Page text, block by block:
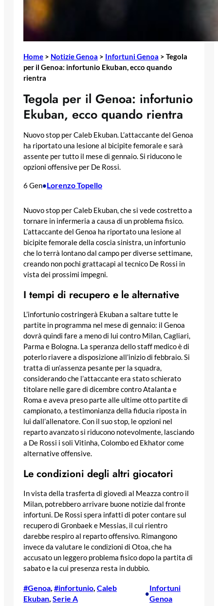
Home > Notizie Genoa > Infortuni Genoa > Tegola
per il Genoa: infortunio Ekuban, ecco quando
rientra
Tegola per il Genoa: infortunio
Ekuban, ecco quando rientra
Nuovo stop per Caleb Ekuban. L’attaccante del Genoa
ha riportato una lesione al bicipite femorale e sarà
assente per tutto il mese di gennaio. Si riducono le
opzioni offensive per De Rossi.
6 Gen•Lorenzo Topello
Nuovo stop per Caleb Ekuban, che si vede costretto a
tornare in infermeria a causa di un problema fisico.
L’attaccante del Genoa ha riportato una lesione al
bicipite femorale della coscia sinistra, un infortunio
che lo terrà lontano dal campo per diverse settimane,
creando non pochi grattacapi al tecnico De Rossi in
vista dei prossimi impegni.
I tempi di recupero e le alternative
L’infortunio costringerà Ekuban a saltare tutte le
partite in programma nel mese di gennaio: il Genoa
dovrà quindi fare a meno di lui contro Milan, Cagliari,
Parma e Bologna. La speranza dello staff medico è di
poterlo riavere a disposizione all’inizio di febbraio. Si
tratta di un’assenza pesante per la squadra,
considerando che l’attaccante era stato schierato
titolare nelle gare di dicembre contro Atalanta e
Roma e aveva preso parte alle ultime otto partite di
campionato, a testimonianza della fiducia riposta in
lui dall’allenatore. Con il suo stop, le opzioni nel
reparto avanzato si riducono notevolmente, lasciando
a De Rossi i soli Vitinha, Colombo ed Ekhator come
alternative offensive.
Le condizioni degli altri giocatori
In vista della trasferta di giovedì al Meazza contro il
Milan, potrebbero arrivare buone notizie dal fronte
infortuni. De Rossi spera infatti di poter contare sul
recupero di Gronbaek e Messias, il cui rientro
darebbe respiro al reparto offensivo. Rimangono
invece da valutare le condizioni di Otoa, che ha
accusato un leggero problema fisico dopo la partita di
sabato e la cui presenza resta in dubbio.
#Genoa, #infortunio, Caleb
Ekuban, Serie A
•
Infortuni
Genoa